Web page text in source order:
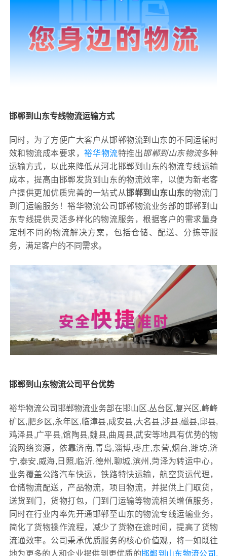
邯郸到山东专线物流运输方式
同时，为了方便广大客户从邯郸物流到山东的不同运输时
效和物流成本要求，裕华物流特推出邯郸到山东物流多种
运输方式，以此来降低从河北邯郸到山东的物流专线运输
成本，提高由邯郸发货到山东的物流效率，以便为新老客
户提供更加优质完善的一站式从邯郸到山东山东的物流门
到门运输服务！裕华物流公司邯郸物流业务部的邯郸到山
东专线提供灵活多样化的物流服务，根据客户的需求量身
定制不同的物流解决方案，包括仓储、配送、分拣等服
务，满足客户的不同需求。
邯郸到山东物流公司平台优势
裕华物流公司邯郸物流业务部在邯山区,丛台区,复兴区,峰峰
矿区,肥乡区,永年区,临漳县,成安县,大名县,涉县,磁县,邱县,
鸡泽县,广平县,馆陶县,魏县,曲周县,武安等地具有优势的物
流网络资源，依靠济南,青岛,淄博,枣庄,东营,烟台,潍坊,济
宁,泰安,威海,日照,临沂,德州,聊城,滨州,菏泽为转运中心，
业务覆盖公路汽车快运，铁路特快运输，航空货运代理，
仓储物流配送，产品物流，项目物流，并提供上门取货，
送货到门，货物打包，门到门运输等物流相关增值服务，
同时在行业内率先开通邯郸至山东的物流专线运输业务，
简化了货物操作流程，减少了货物在途时间，提高了货物
流通效率。公司秉承优质服务的核心价值观，将一如既往
地为更多的人和企业提供到更优质的邯郸到山东物流公司,